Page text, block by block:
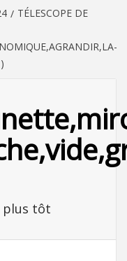
TÉLESCOPE DE
plus tôt